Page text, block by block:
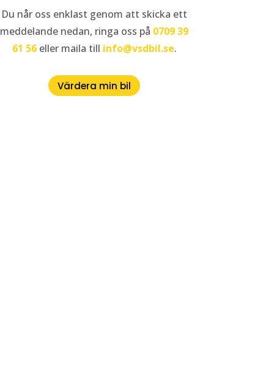
Du når oss enklast genom att skicka ett
meddelande nedan, ringa oss på 0709 39
61 56 eller maila till info@vsdbil.se.
Värdera min bil